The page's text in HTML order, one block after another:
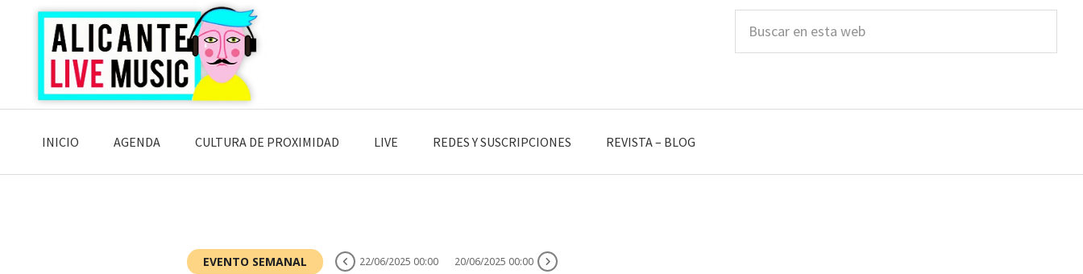
Saltar
navegación
principal
Saltar
contenido
principal
Saltar
lateral
principal
esta
INICIO AGENDA CULTURA DE PROXIMIDAD LIVE REDES Y SUSCRIPCIONES REVISTA – BLOG
EVENTO SEMANAL 22/06/2025 00:00 20/06/2025 00:00